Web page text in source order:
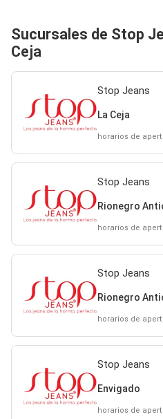
Sucursales de Stop
Ceja
Stop Jeans
La Ceja
horarios de
Stop Jeans
Rionegro
horarios de
Stop Jeans
Rionegro
horarios de
Stop Jeans
Envigado
horarios de